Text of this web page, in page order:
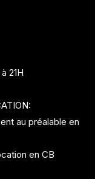
21H
au préalable en
en CB